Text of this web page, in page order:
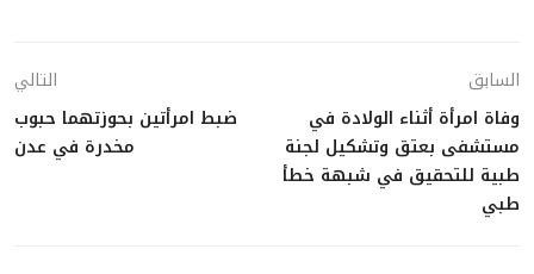
السابق
وفاة امرأة أثناء الولادة في
مستشفى بعتق وتشكيل لجنة
طبية للتحقيق في شبهة خطأ
طبي
التالي
ضبط امرأتين بحوزتهما حبوب
مخدرة في عدن